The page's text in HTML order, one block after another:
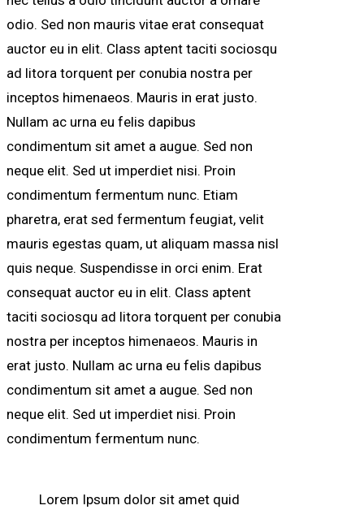
odio. Sed non mauris vitae erat consequat
auctor eu in elit. Class aptent taciti sociosqu
ad litora torquent per conubia nostra per
inceptos himenaeos. Mauris in erat justo.
Nullam ac urna eu felis dapibus
condimentum sit amet a augue. Sed non
neque elit. Sed ut imperdiet nisi. Proin
condimentum fermentum nunc. Etiam
pharetra, erat sed fermentum feugiat, velit
mauris egestas quam, ut aliquam massa nisl
quis neque. Suspendisse in orci enim. Erat
consequat auctor eu in elit. Class aptent
taciti sociosqu ad litora torquent per conubia
nostra per inceptos himenaeos. Mauris in
erat justo. Nullam ac urna eu felis dapibus
condimentum sit amet a augue. Sed non
neque elit. Sed ut imperdiet nisi. Proin
condimentum fermentum nunc.
Lorem Ipsum dolor sit amet quid